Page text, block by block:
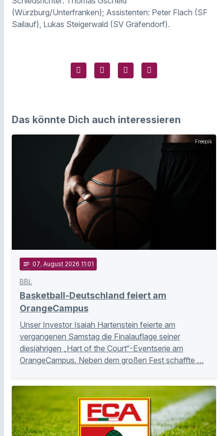
(Würzburg/Unterfranken); Assistenten: Peter Flach (SF
Sailauf), Lukas Steigerwald (SV Gräfendorf).
Das könnte Dich auch interessieren
Freepik
notes 07. August 2026 11:01
BBL
Basketball-Deutschland feiert am
OrangeCampus
Unser Investor Isaiah Hartenstein feierte am
vergangenen Samstag die Finalauflage seiner
diesjährigen „Hart of the Court“-Eventserie am
OrangeCampus. Neben dem großen Fest schaffte …